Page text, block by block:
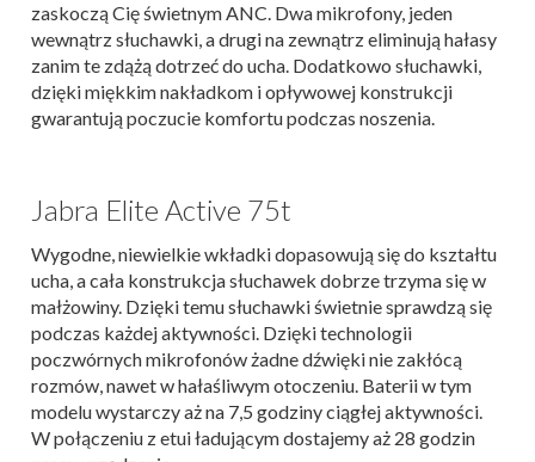
zaskoczą Cię świetnym ANC. Dwa mikrofony, jeden
wewnątrz słuchawki, a drugi na zewnątrz eliminują hałasy
zanim te zdążą dotrzeć do ucha. Dodatkowo słuchawki,
dzięki miękkim nakładkom i opływowej konstrukcji
gwarantują poczucie komfortu podczas noszenia.
Jabra Elite Active 75t
Wygodne, niewielkie wkładki dopasowują się do kształtu
ucha, a cała konstrukcja słuchawek dobrze trzyma się w
małżowiny. Dzięki temu słuchawki świetnie sprawdzą się
podczas każdej aktywności. Dzięki technologii
poczwórnych mikrofonów żadne dźwięki nie zakłócą
rozmów, nawet w hałaśliwym otoczeniu. Baterii w tym
modelu wystarczy aż na 7,5 godziny ciągłej aktywności.
W połączeniu z etui ładującym dostajemy aż 28 godzin